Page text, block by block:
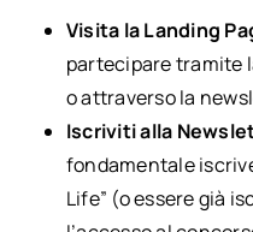
Visita la Landing
partecipare tramite
o attraverso la
Iscriviti alla
fondamentale
Life” (o essere già